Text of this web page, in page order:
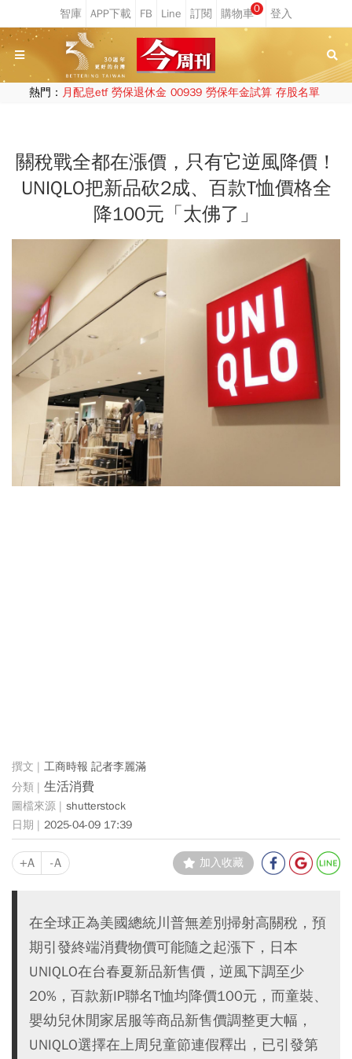
0
熱門： 月配息etf 勞保退休金 00939 勞保年金試算 存股名單
關稅戰全都在漲價，只有它逆風降價！
UNIQLO把新品砍2成、百款T恤價格全
降100元「太佛了」
工商時報 記者李麗滿
生活消費
shutterstock
2025-04-09 17:39
+A -A 加入收藏
在全球正為美國總統川普無差別掃射高關稅，預
期引發終端消費物價可能隨之起漲下，日本
UNIQLO在台春夏新品新售價，逆風下調至少
20%，百款新IP聯名T恤均降價100元，而童裝、
嬰幼兒休閒家居服等商品新售價調整更大幅，
UNIQLO選擇在上周兒童節連假釋出，已引發第